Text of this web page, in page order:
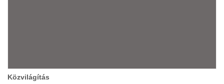
Közvilágítás